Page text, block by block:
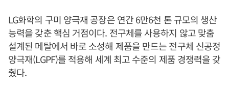
LG화학의 구미 양극재 공장은 연간 6만6천 톤 규모의 생산
능력을 갖춘 핵심 거점이다. 전구체를 사용하지 않고 맞춤
설계된 메탈에서 바로 소성해 제품을 만드는 전구체 신공정
양극재(LGPF)를 적용해 세계 최고 수준의 제품 경쟁력을 갖
췄다.